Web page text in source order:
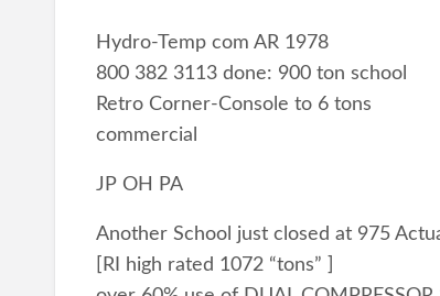
Hydro-Temp com AR 1978
800 382 3113 done: 900 ton school
Retro Corner-Console to 6 tons
commercial
JP OH PA
Another School just closed at 975
[RI high rated 1072 “tons” ]